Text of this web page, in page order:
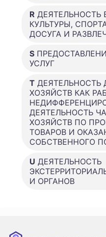
R ДЕЯТЕЛЬНОСТЬ
КУЛЬТУРЫ,
ДОСУГА И
S
УСЛУГ
T
ХОЗЯЙСТВ КАК
ДЕЯТЕЛЬНОСТЬ
ХОЗЯЙСТВ ПО
ТОВАРОВ И
СОБСТВЕННОГО
U ДЕЯТЕЛЬНОСТЬ
И ОРГАНОВ